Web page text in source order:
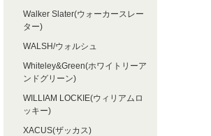
Walker Slater(ウォーカースレー
ター)
WALSH/ウォルシュ
Whiteley&Green(ホワイトリーア
ンドグリーン)
WILLIAM LOCKIE(ウィリアムロ
ッキー)
XACUS(ザッカス)